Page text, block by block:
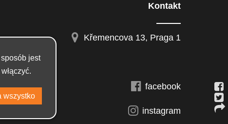
Kontakt
Křemencova 13, Praga 1
facebook
instagram
jest